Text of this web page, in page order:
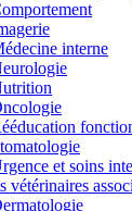
interne
et soins
vétérinaires